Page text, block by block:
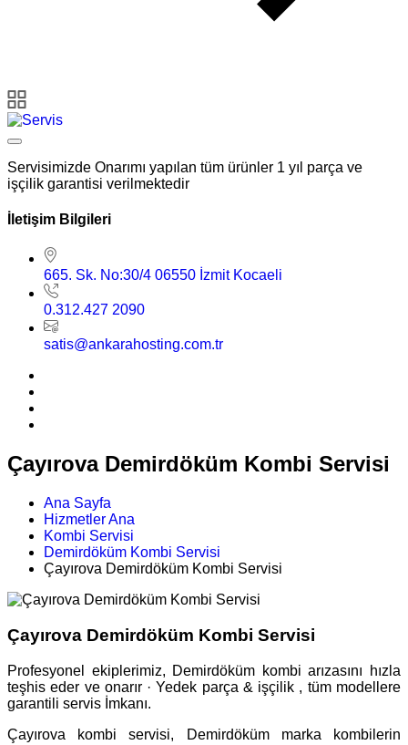
Servisimizde Onarımı yapılan tüm ürünler 1 yıl parça ve
işçilik garantisi verilmektedir
İletişim Bilgileri
665. Sk. No:30/4 06550 İzmit Kocaeli
0.312.427 2090
satis@ankarahosting.com.tr
Çayırova Demirdöküm Kombi Servisi
Ana Sayfa
Hizmetler Ana
Kombi Servisi
Demirdöküm Kombi Servisi
Çayırova Demirdöküm Kombi Servisi
Çayırova Demirdöküm Kombi Servisi
Profesyonel ekiplerimiz, Demirdöküm kombi arızasını hızla
teşhis eder ve onarır · Yedek parça & işçilik , tüm modellere
garantili servis İmkanı.
Çayırova kombi servisi, Demirdöküm marka kombilerin